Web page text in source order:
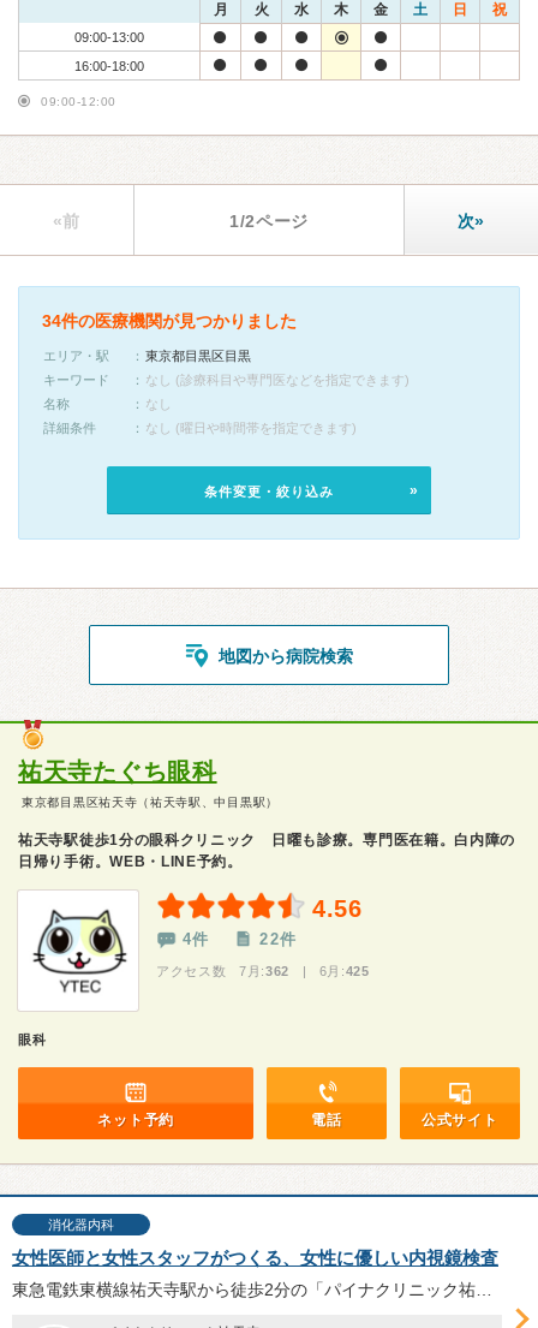
月 火 水 木 金 土 日 祝
09:00-13:00
16:00-18:00
09:00-12:00
«前 1/2ページ 次»
34件の医療機関が見つかりました
エリア・駅
東京都目黒区目黒
キーワード
なし (診療科目や専門医などを指定できます)
名称
なし
詳細条件
なし (曜日や時間帯を指定できます)
条件変更・絞り込み
地図から病院検索
祐天寺たぐち眼科
東京都目黒区祐天寺（祐天寺駅、中目黒駅）
祐天寺駅徒歩1分の眼科クリニック 日曜も診療。専門医在籍。白内障の
日帰り手術。WEB・LINE予約。
4.56
4件 22件
アクセス数 7月:362 | 6月:425
眼科
ネット予約 電話 公式サイト
消化器内科
女性医師と女性スタッフがつくる、女性に優しい内視鏡検査